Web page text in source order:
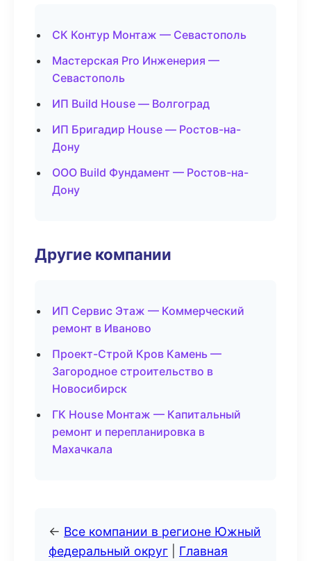
СК Контур Монтаж — Севастополь
Мастерская Pro Инженерия —
Севастополь
ИП Build House — Волгоград
ИП Бригадир House — Ростов-на-
Дону
ООО Build Фундамент — Ростов-на-
Дону
Другие компании
ИП Сервис Этаж — Коммерческий
ремонт в Иваново
Проект-Строй Кров Камень —
Загородное строительство в
Новосибирск
ГК House Монтаж — Капитальный
ремонт и перепланировка в
Махачкала
← Все компании в регионе Южный
федеральный округ
Главная